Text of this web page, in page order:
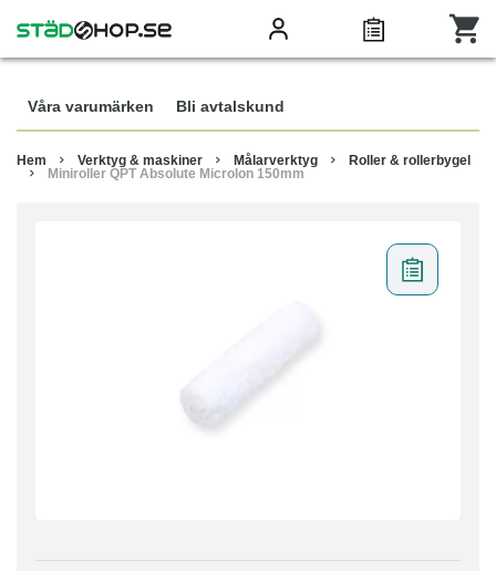
Våra varumärken Bli avtalskund
Hem Verktyg & maskiner Målarverktyg
Roller & rollerbygel
Miniroller QPT Absolute Microlon 150mm